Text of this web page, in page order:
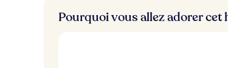
Pourquoi vous allez adorer cet